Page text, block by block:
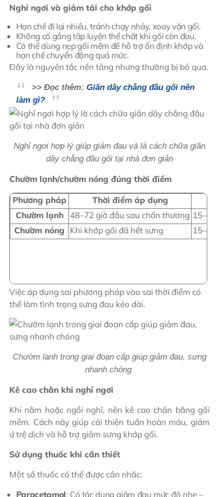
Nghỉ ngơi và giảm tải cho khớp gối
Hạn chế đi lại nhiều, tránh chạy nhảy, xoay vặn gối.
Không cố gắng tập luyện thể chất khi gối còn đau.
Có thể dùng nẹp gối mềm để hỗ trợ ổn định khớp và
hạn chế chuyển động quá mức.
Đây là nguyên tắc nền tảng nhưng thường bị bỏ qua.
>> Đọc thêm:Giãn dây chằng đầu gối nên
làm gì?
Nghỉ ngơi hợp lý giúp giảm đau và là cách chữa giãn
dây chằng đầu gối tại nhà đơn giản
Chườm lạnh/chườm nóng đúng thời điểm
Phương pháp
Thời điểm áp dụng
Chườm lạnh
48–72 giờ đầu sau chấn thương
Chườm nóng
Khi khớp gối đã hết sưng
Việc áp dụng sai phương pháp vào sai thời điểm có
thể làm tình trạng sưng đau kéo dài.
Chườm lạnh trong giai đoạn cấp giúp giảm đau, sưng
nhanh chóng
Kê cao chân khi nghỉ ngơi
Khi nằm hoặc ngồi nghỉ, nên kê cao chân bằng gối
mềm. Cách này giúp cải thiện tuần hoàn máu, giảm
ứ trệ dịch và hỗ trợ giảm sưng khớp gối.
Sử dụng thuốc khi cần thiết
Một số thuốc có thể được cân nhắc:
Paracetamol: Có tác dụng giảm đau mức độ nhẹ –